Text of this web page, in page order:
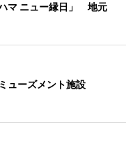
マ ニュー縁日」 地元
ューズメント施設